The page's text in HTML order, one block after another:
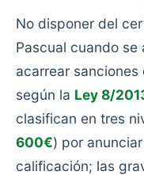
No disponer del
Pascual cuando
acarrear
según la Ley 8/
clasifican en tres
600€) por
calificación; las